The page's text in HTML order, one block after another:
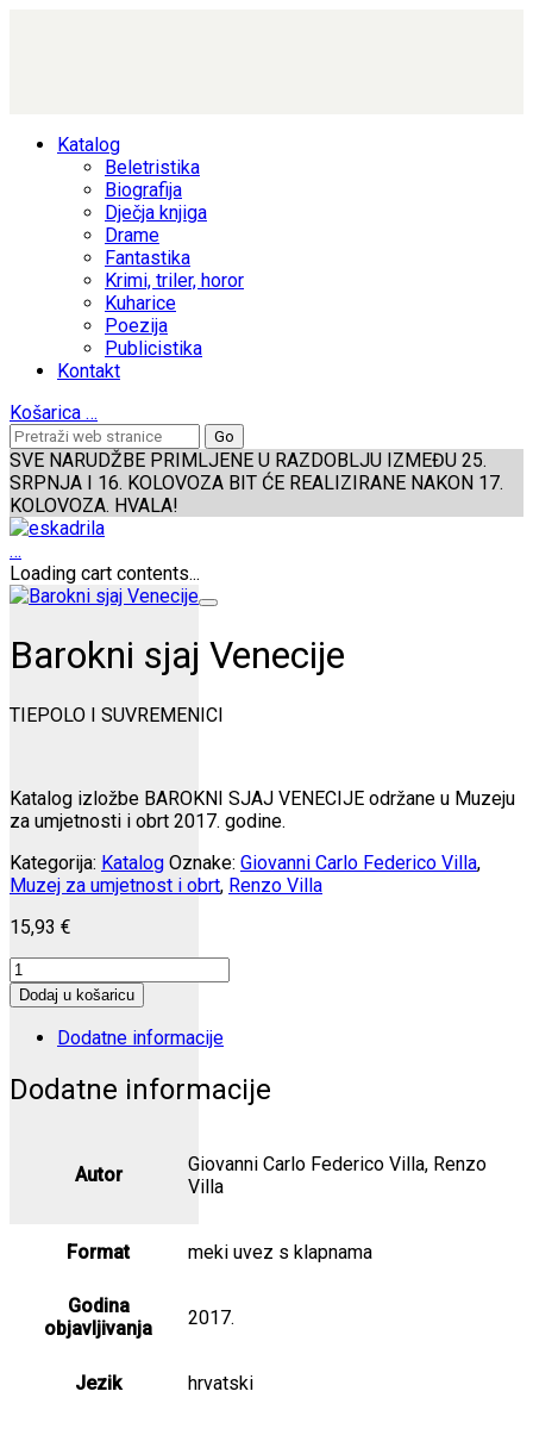
Katalog
Beletristika
Biografija
Dječja knjiga
Drame
Fantastika
Krimi, triler, horor
Kuharice
Poezija
Publicistika
Kontakt
Košarica …
SVE NARUDŽBE PRIMLJENE U RAZDOBLJU IZMEĐU 25.
SRPNJA I 16. KOLOVOZA BIT ĆE REALIZIRANE NAKON 17.
KOLOVOZA. HVALA!
…
Loading cart contents...
Barokni sjaj Venecije
TIEPOLO I SUVREMENICI
Katalog izložbe BAROKNI SJAJ VENECIJE održane u Muzeju
za umjetnosti i obrt 2017. godine.
Kategorija: Katalog Oznake: Giovanni Carlo Federico Villa,
Muzej za umjetnost i obrt, Renzo Villa
15,93 €
Barokni
sjaj
Venecije
količina
Dodaj u košaricu
Dodatne informacije
Dodatne informacije
Autor
Giovanni Carlo Federico Villa, Renzo
Villa
Format meki uvez s klapnama
Godina
objavljivanja
2017.
Jezik hrvatski